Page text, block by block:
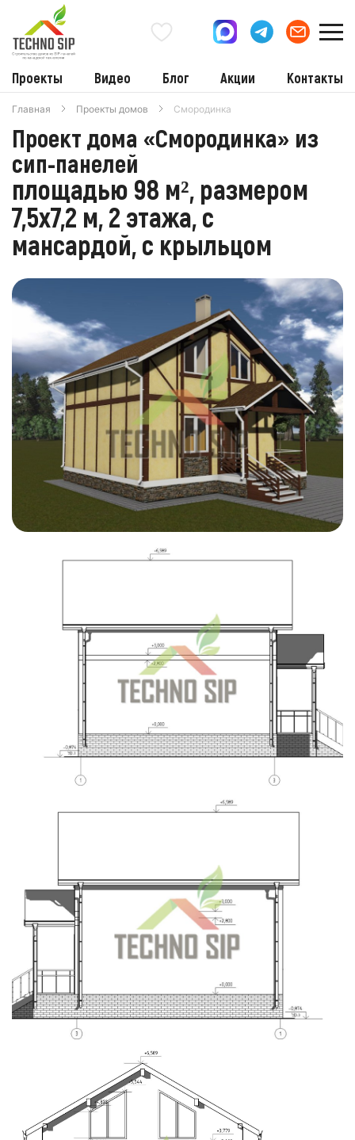
Проекты Видео Блог Акции Контакты
Главная Проекты домов Смородинка
Проект дома «Смородинка» из
сип-панелей
площадью 98 м², размером
7,5х7,2 м, 2 этажа, с
мансардой, с крыльцом